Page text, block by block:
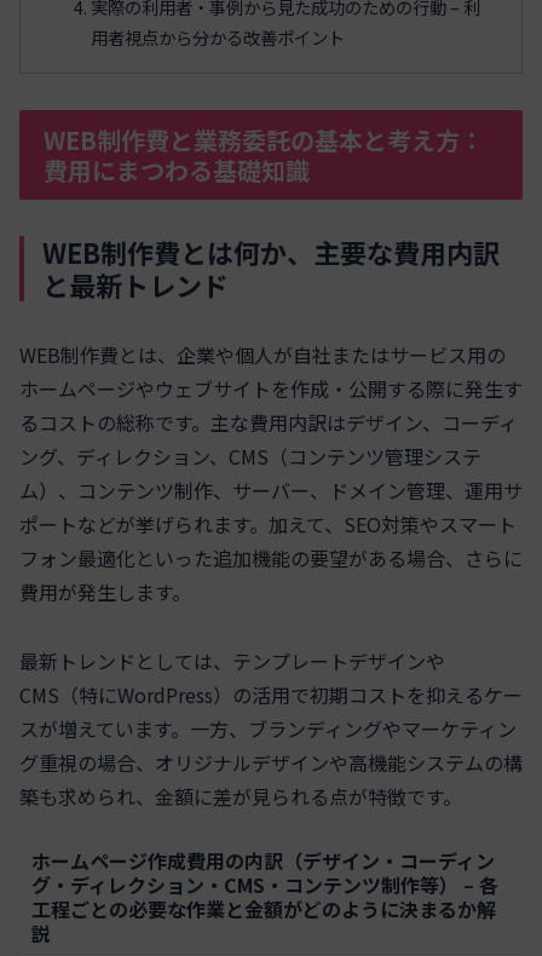
実際の利用者・事例から見た成功のための行動 – 利
用者視点から分かる改善ポイント
WEB制作費と業務委託の基本と考え方：
費用にまつわる基礎知識
WEB制作費とは何か、主要な費用内訳
と最新トレンド
WEB制作費とは、企業や個人が自社またはサービス用の
ホームページやウェブサイトを作成・公開する際に発生す
るコストの総称です。主な費用内訳はデザイン、コーディ
ング、ディレクション、CMS（コンテンツ管理システ
ム）、コンテンツ制作、サーバー、ドメイン管理、運用サ
ポートなどが挙げられます。加えて、SEO対策やスマート
フォン最適化といった追加機能の要望がある場合、さらに
費用が発生します。
最新トレンドとしては、テンプレートデザインや
CMS（特にWordPress）の活用で初期コストを抑えるケー
スが増えています。一方、ブランディングやマーケティン
グ重視の場合、オリジナルデザインや高機能システムの構
築も求められ、金額に差が見られる点が特徴です。
ホームページ作成費用の内訳（デザイン・コーディン
グ・ディレクション・CMS・コンテンツ制作等） – 各
工程ごとの必要な作業と金額がどのように決まるか解
説